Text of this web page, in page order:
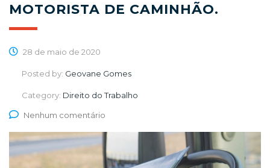
MOTORISTA DE CAMINHÃO.
28 de maio de 2020
Posted by: Geovane Gomes
Category: Direito do Trabalho
Nenhum comentário